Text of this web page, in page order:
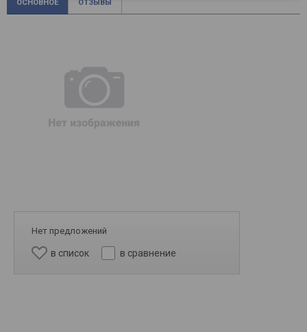
ОСНОВНОЕ ОТЗЫВЫ
Нет предложений
в список в сравнение